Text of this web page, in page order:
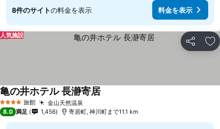
8件のサイトの料金を表示 料金を表示
シェア お
人気施設
4 ホテルのランク
旅館 金山天然温泉
亀の井ホテル 長瀞寄居
8.0 満足 1,456 寄居町, 神川町まで11.1 km